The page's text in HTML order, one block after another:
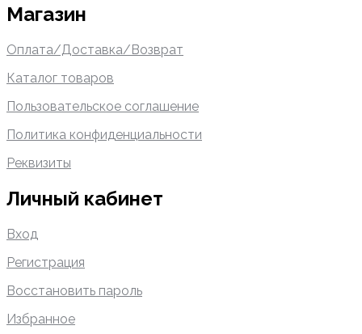
Магазин
Оплата/Доставка/Возврат
Каталог товаров
Пользовательское соглашение
Политика конфиденциальности
Реквизиты
Личный кабинет
Вход
Регистрация
Восстановить пароль
Избранное